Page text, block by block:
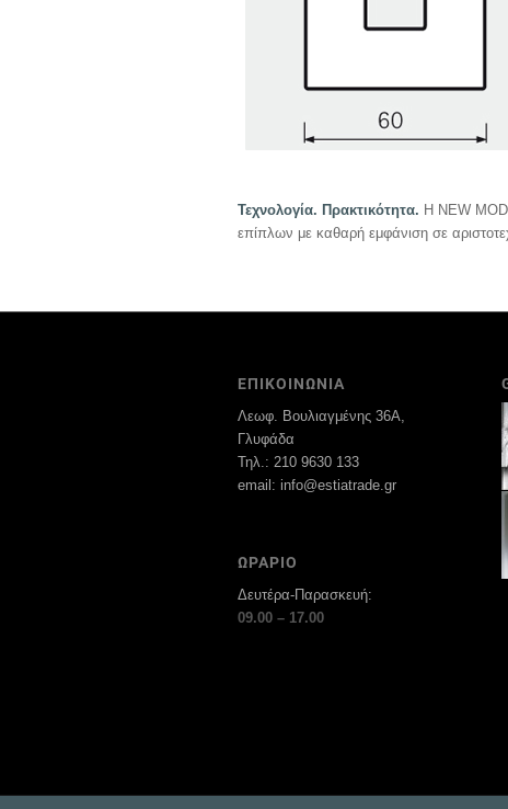
Τεχνολογία. Πρακτικότητα. Η NEW
επίπλων με καθαρή εμφάνιση σε
ΕΠΙΚΟΙΝΩΝΙΑ
Λεωφ. Βουλιαγμένης 36Α,
Γλυφάδα
Τηλ.: 210 9630 133
email: info@estiatrade.gr
ΩΡΑΡΙΟ
Δευτέρα-Παρασκευή:
09.00 – 17.00